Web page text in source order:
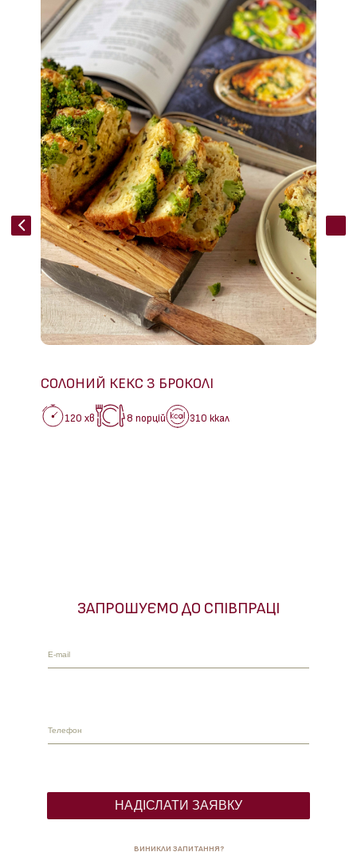
СОЛОНИЙ КЕКС З БРОКОЛІ
120 хв 8 порцій 310 ккал
ЗАПРОШУЄМО ДО СПІВПРАЦІ
ВИНИКЛИ ЗАПИТАННЯ?